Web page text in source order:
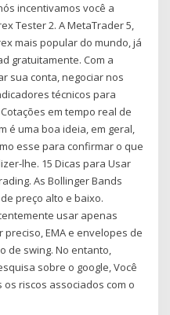
incentivamos você a
Tester 2. A MetaTrader 5,
mais popular do mundo, já
gratuitamente. Com a
sua conta, negociar nos
técnicos para
em tempo real de
é uma boa ideia, em geral,
esse para confirmar o que
lhe. 15 Dicas para Usar
As Bollinger Bands
preço alto e baixo.
usar apenas
EMA e envelopes de
de swing. No entanto,
sobre o google, Você
riscos associados com o